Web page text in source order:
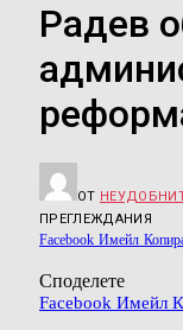
Радев
ОТ
ПРЕГЛЕЖДАНИЯ
Facebook Имейл
Споделете
Facebook Имейл